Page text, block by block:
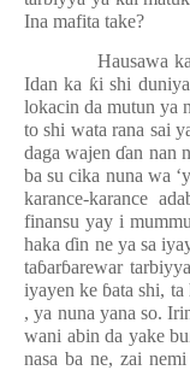
Ina mafita take?
Hausawa
Idan ka ƙi shi
lokacin da mutun ya
to shi wata rana sai
daga wajenɗan nan
ba su cika nuna wa
karance-karance
finansu yay i
hakaɗin ne ya sa
taɓarɓarewar
iyayen ke ɓata shi, ta
, ya nuna yana so.
wani abin da yake bu
nasa ba ne, zai